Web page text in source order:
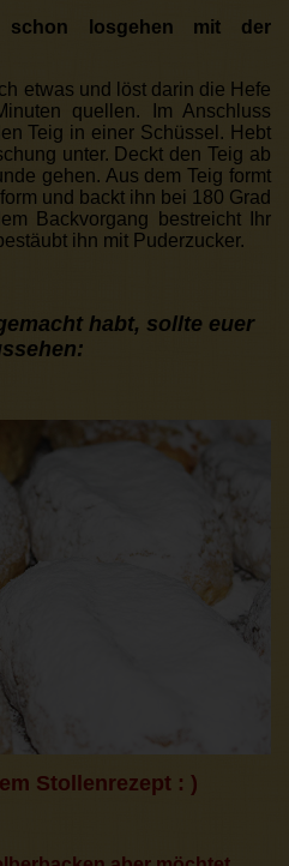
losgehen mit der
etwas und löst darin die Hefe
quellen. Im Anschluss
Teig in einer Schüssel. Hebt
unter. Deckt den Teig ab
gehen. Aus dem Teig formt
und backt ihn bei 180 Grad
Backvorgang bestreicht Ihr
ihn mit Puderzucker.
habt, sollte euer
Stollenrezept : )